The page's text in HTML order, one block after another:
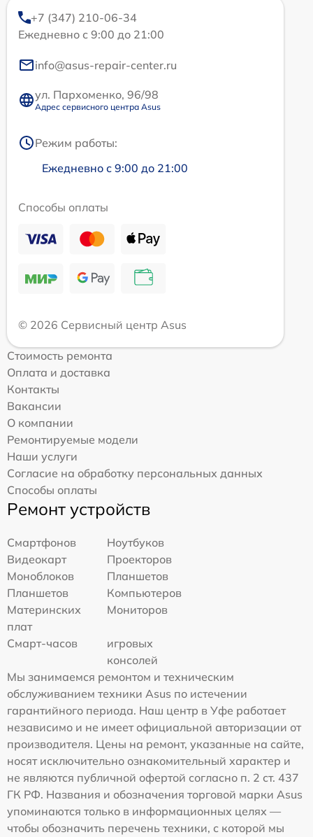
+7 (347) 210-06-34
Ежедневно с 9:00 до 21:00
info@asus-repair-center.ru
ул. Пархоменко, 96/98
Адрес сервисного центра Asus
Режим работы:
Ежедневно с 9:00 до 21:00
Способы оплаты
© 2026 Сервисный центр Asus
Стоимость ремонта
Оплата и доставка
Контакты
Вакансии
О компании
Ремонтируемые модели
Наши услуги
Согласие на обработку персональных данных
Способы оплаты
Ремонт устройств
Смартфонов
Ноутбуков
Видеокарт
Проекторов
Моноблоков
Планшетов
Планшетов
Компьютеров
Материнских
плат
Мониторов
Смарт-часов
игровых
консолей
Мы занимаемся ремонтом и техническим
обслуживанием техники Asus по истечении
гарантийного периода. Наш центр в Уфе работает
независимо и не имеет официальной авторизации от
производителя. Цены на ремонт, указанные на сайте,
носят исключительно ознакомительный характер и
не являются публичной офертой согласно п. 2 ст. 437
ГК РФ. Названия и обозначения торговой марки Asus
упоминаются только в информационных целях —
чтобы обозначить перечень техники, с которой мы